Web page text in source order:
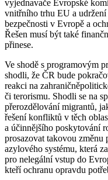
vyjednavače Evropské
vnitřního trhu EU a
bezpečnosti v Evropě a
Řešen musí být také
přinese.
Ve shodě s programovým
shodli, že ČR bude
reakci na
či terorismu. Shodli se na
přerozdělování migrantů,
řešení konfliktů v těch
a účinnějšího poskytování
prosazovat takovou změnu
azylového systému, která
pro nelegální vstup do
kteří ochranu opravdu